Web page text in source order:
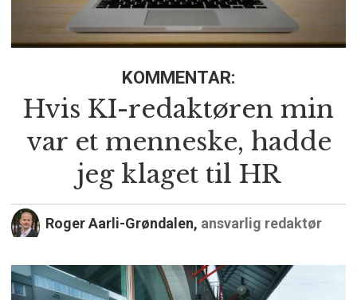
KOMMENTAR:
Hvis KI-redaktøren min
var et menneske, hadde
jeg klaget til HR
Roger Aarli-Grøndalen, ansvarlig redaktør